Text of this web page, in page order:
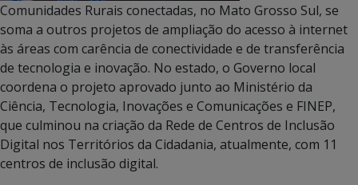
Comunidades Rurais conectadas, no Mato Grosso Sul, se
soma a outros projetos de ampliação do acesso à internet
às áreas com carência de conectividade e de transferência
de tecnologia e inovação. No estado, o Governo local
coordena o projeto aprovado junto ao Ministério da
Ciência, Tecnologia, Inovações e Comunicações e FINEP,
que culminou na criação da Rede de Centros de Inclusão
Digital nos Territórios da Cidadania, atualmente, com 11
centros de inclusão digital.